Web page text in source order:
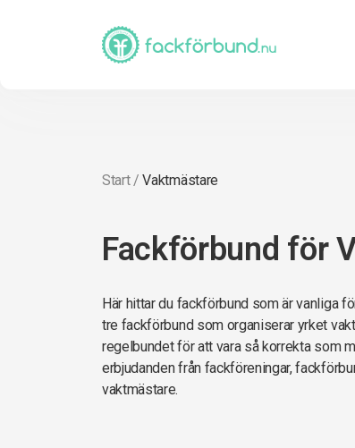
Start/Vaktmästare
Fackförbund för
Här hittar du fackförbund som är vanliga
tre fackförbund som organiserar yrket
regelbundet för att vara så korrekta som
erbjudanden från fackföreningar,
vaktmästare.